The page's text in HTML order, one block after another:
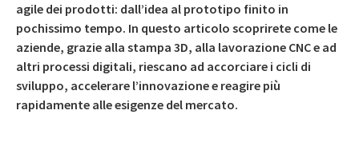
agile dei prodotti: dall’idea al prototipo finito in
pochissimo tempo. In questo articolo scoprirete come le
aziende, grazie alla stampa 3D, alla lavorazione CNC e ad
altri processi digitali, riescano ad accorciare i cicli di
sviluppo, accelerare l’innovazione e reagire più
rapidamente alle esigenze del mercato.